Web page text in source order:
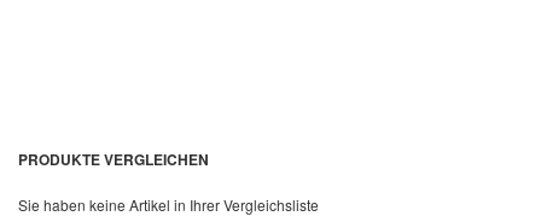
PRODUKTE VERGLEICHEN
Sie haben keine Artikel in Ihrer Vergleichsliste